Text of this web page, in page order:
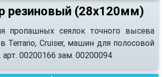
резиновый (28х120мм)
пропашных сеялок точного высева
Terrano, Cruiser, машин для полосовой
00200166 зам. 00200094